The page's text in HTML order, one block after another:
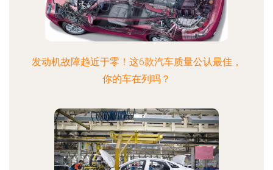
发动机故障趋近于零！这6款汽车质量公认最佳，
你的车在列吗？